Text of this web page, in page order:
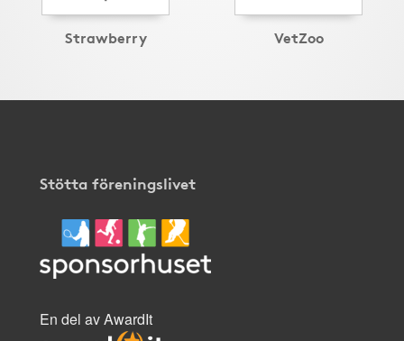
Strawberry VetZoo
Stötta föreningslivet
En del av AwardIt